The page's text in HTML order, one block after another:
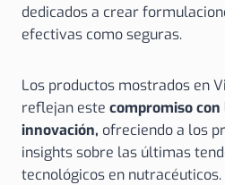
dedicados a crear
efectivas como seguras.
Los productos mostrados en
reflejan este compromiso con
innovación, ofreciendo a los
insights sobre las últimas
tecnológicos en nutracéuticos.